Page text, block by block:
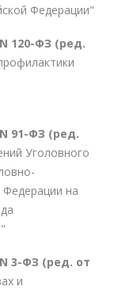
Федерации"
120-ФЗ (ред.
91-ФЗ (ред.
Уголовного
Федерации на
3-ФЗ (ред. от
и